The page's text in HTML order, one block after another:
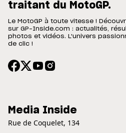
traitant du MotoGP.
Le MotoGP à toute vitesse !
sur GP-Inside.com : actualités,
photos et vidéos. L'univers
de clic !
Media Inside
Rue de Coquelet, 134